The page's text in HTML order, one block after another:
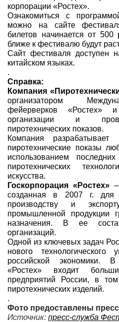
корпорации «Ростех».
Ознакомиться с
можно на сайте
билетов начинается от
ближе к фестивалю будут
Сайт фестиваля доступен
китайском языках.
.
Справка:
Компания
организатором
фейерверков «Ростех»
организации и
пиротехнических показов.
Компания
пиротехнические показы
использованием
пиротехнических
искусства.
Госкорпорация «Ростех»
созданная в 2007 г. для
производству и
промышленной продукции
назначения. В ее
организаций.
Одной из ключевых задач
нового
российской экономики. В
«Ростех» входит
предприятий России, в
пиротехнических изделий.
.
Фото предоставлены
Источник: пресс-служба